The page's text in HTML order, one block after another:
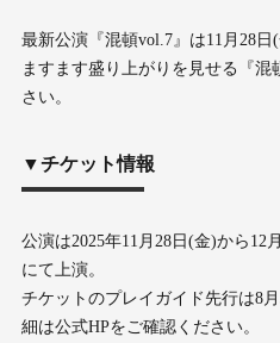
最新公演『混頓vol.7』は11月28日(
ますます盛り上がりを見せる『
さい。
▼チケット情報
公演は2025年11⽉28⽇(⾦)から12
にて上演。
チケットのプレイガイド先⾏は8
細は公式HPをご確認ください。